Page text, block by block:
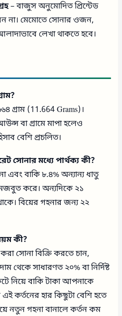
– বাজুস অনুমোদিত প্রিন্টেড
না। মেমোতে সোনার ওজন,
লেখা থাকতে হবে।
গ্রাম (11.664 Grams)।
বা গ্রামে মাপা হলেও
বেশি প্রচলিত।
সোনার মধ্যে পার্থক্য কী?
এবং বাকি ৮.৪% অন্যান্য ধাতু
মজবুত করে। অন্যদিকে ২১
বিয়ের গহনার জন্য ২২
কী?
সোনা বিক্রি করতে চান,
থেকে সাধারণত ২০% বা নির্দিষ্ট
নিয়ে বাকি টাকা আপনাকে
এই কর্তনের হার কিছুটা বেশি হতে
নতুন গহনা বানালে কর্তন কম